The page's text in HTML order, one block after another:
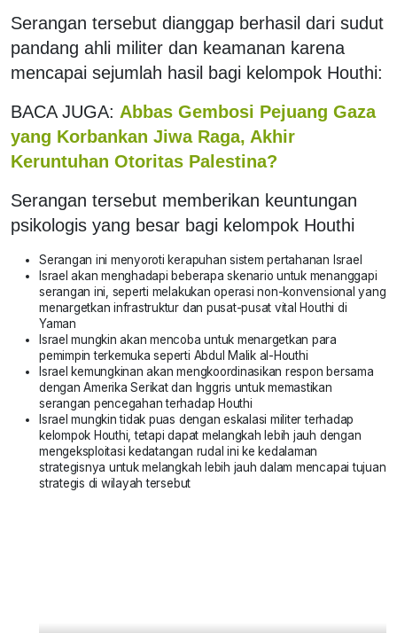
Serangan tersebut dianggap berhasil dari sudut
pandang ahli militer dan keamanan karena
mencapai sejumlah hasil bagi kelompok Houthi:
BACA JUGA: Abbas Gembosi Pejuang Gaza
yang Korbankan Jiwa Raga, Akhir
Keruntuhan Otoritas Palestina?
Serangan tersebut memberikan keuntungan
psikologis yang besar bagi kelompok Houthi
Serangan ini menyoroti kerapuhan sistem pertahanan Israel
Israel akan menghadapi beberapa skenario untuk menanggapi
serangan ini, seperti melakukan operasi non-konvensional yang
menargetkan infrastruktur dan pusat-pusat vital Houthi di
Yaman
Israel mungkin akan mencoba untuk menargetkan para
pemimpin terkemuka seperti Abdul Malik al-Houthi
Israel kemungkinan akan mengkoordinasikan respon bersama
dengan Amerika Serikat dan Inggris untuk memastikan
serangan pencegahan terhadap Houthi
Israel mungkin tidak puas dengan eskalasi militer terhadap
kelompok Houthi, tetapi dapat melangkah lebih jauh dengan
mengeksploitasi kedatangan rudal ini ke kedalaman
strategisnya untuk melangkah lebih jauh dalam mencapai tujuan
strategis di wilayah tersebut